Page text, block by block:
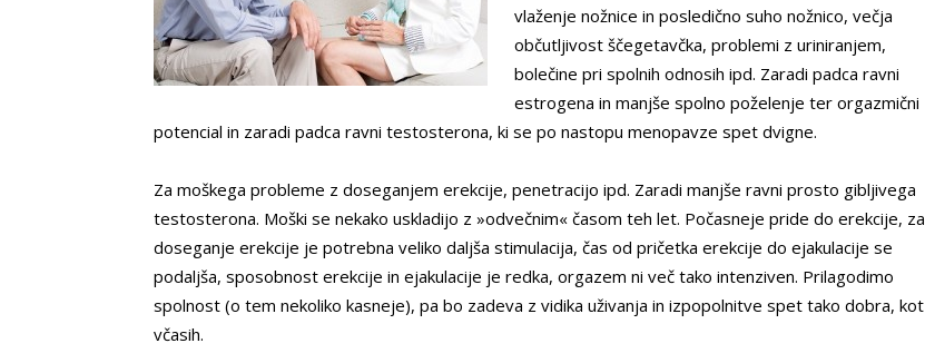
vlaženje nožnice in posledično suho nožnico, večja
občutljivost ščegetavčka, problemi z uriniranjem,
bolečine pri spolnih odnosih ipd. Zaradi padca ravni
estrogena in manjše spolno poželenje ter orgazmični
potencial in zaradi padca ravni testosterona, ki se po nastopu menopavze spet dvigne.
Za moškega probleme z doseganjem erekcije, penetracijo ipd. Zaradi manjše ravni prosto gibljivega
testosterona. Moški se nekako uskladijo z »odvečnim« časom teh let. Počasneje pride do erekcije, za
doseganje erekcije je potrebna veliko daljša stimulacija, čas od pričetka erekcije do ejakulacije se
podaljša, sposobnost erekcije in ejakulacije je redka, orgazem ni več tako intenziven. Prilagodimo
spolnost (o tem nekoliko kasneje), pa bo zadeva z vidika uživanja in izpopolnitve spet tako dobra, kot
včasih.